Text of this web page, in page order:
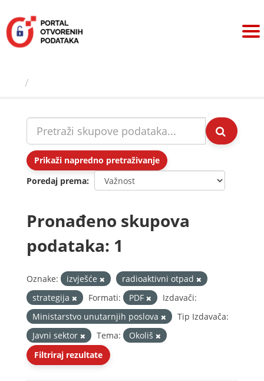
sadržaj
Prikaži napredno pretraživanje
Poredaj prema
Pronađeno skupova
podataka: 1
Oznake: izvješće
radioaktivni otpad
strategija
Formati: PDF
Izdavači:
Ministarstvo unutarnjih poslova
Tip Izdavača:
Javni sektor
Tema:
Okoliš
Filtriraj rezultate